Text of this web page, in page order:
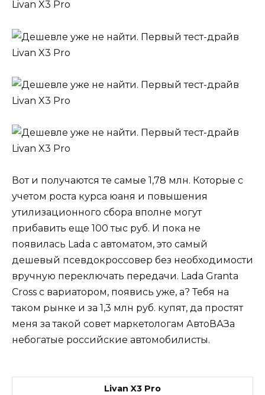
Вот и получаются те самые 1,78 млн. Которые с
учетом роста курса юаня и повышения
утилизационного сбора вполне могут
прибавить еще 100 тыс руб. И пока не
появилась Lada с автоматом, это самый
дешевый псевдокроссовер без необходимости
вручную переключать передачи. Lada Granta
Cross с вариатором, появись уже, а? Тебя на
таком рынке и за 1,3 млн руб. купят, да простят
меня за такой совет маркетологам АвтоВАЗа
небогатые российские автомобилисты.
Livan X3 Pro